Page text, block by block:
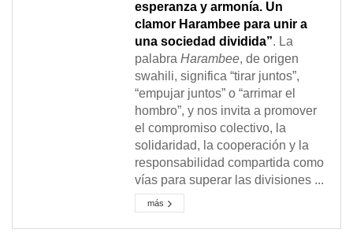
esperanza y armonía. Un
clamor Harambee para unir a
una sociedad dividida”. La
palabraHarambee, de origen
swahili, significa “tirar juntos”,
“empujar juntos” o “arrimar el
hombro”, y nos invita a promover
el compromiso colectivo, la
solidaridad, la cooperación y la
responsabilidad compartida como
vías para superar las divisiones ...
más